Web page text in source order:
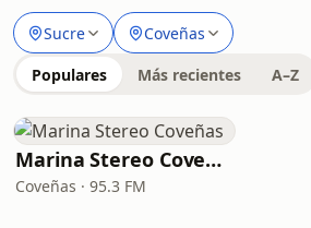
Sucre Coveñas
Populares Más recientes A–Z
Marina Stereo Coveñas
Coveñas · 95.3 FM